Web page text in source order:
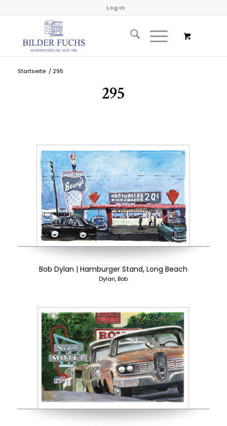
Log In
Startseite / 295
295
Bob Dylan | Hamburger Stand, Long Beach
Dylan, Bob